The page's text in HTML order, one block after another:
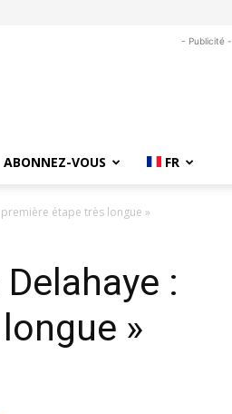
- Publicité -
ABONNEZ-VOUS FR
étape très longue »
:
»